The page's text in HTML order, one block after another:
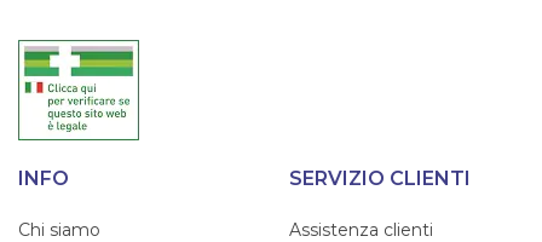
INFO
Chi siamo
SERVIZIO CLIENTI
Assistenza clienti